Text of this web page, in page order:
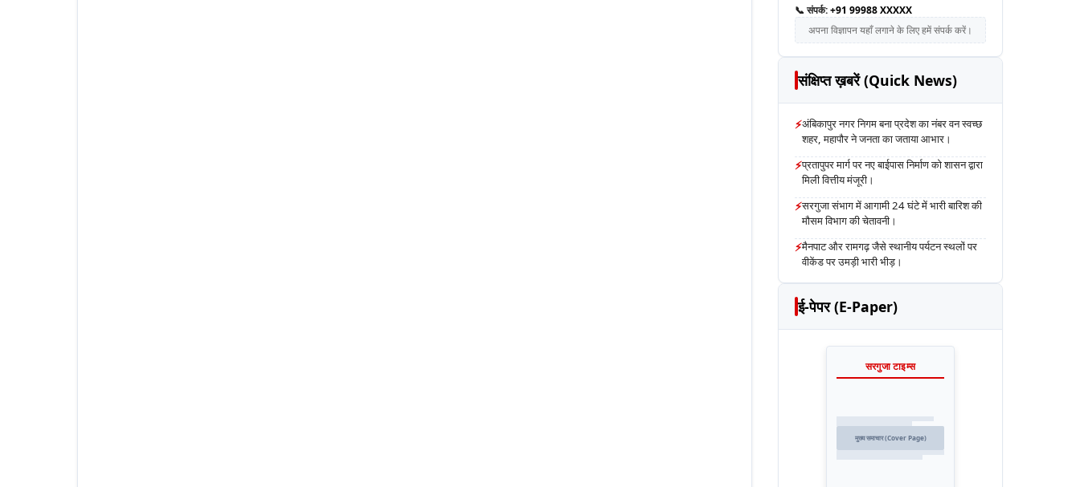
📞 संपर्क:+91 99988 XXXXX
अपना विज्ञापन यहाँ लगाने के लिए हमें संपर्क करें।
संक्षिप्त ख़बरें (Quick News)
⚡अंबिकापुर नगर निगम बना प्रदेश का नंबर वन स्वच्छ
शहर, महापौर ने जनता का जताया आभार।
⚡प्रतापुपर मार्ग पर नए बाईपास निर्माण को शासन द्वारा
मिली वित्तीय मंजूरी।
⚡सरगुजा संभाग में आगामी 24 घंटे में भारी बारिश की
मौसम विभाग की चेतावनी।
⚡मैनपाट और रामगढ़ जैसे स्थानीय पर्यटन स्थलों पर
वीकेंड पर उमड़ी भारी भीड़।
ई-पेपर (E-Paper)
सरगुजा टाइम्स
मुख्य समाचार (Cover Page)